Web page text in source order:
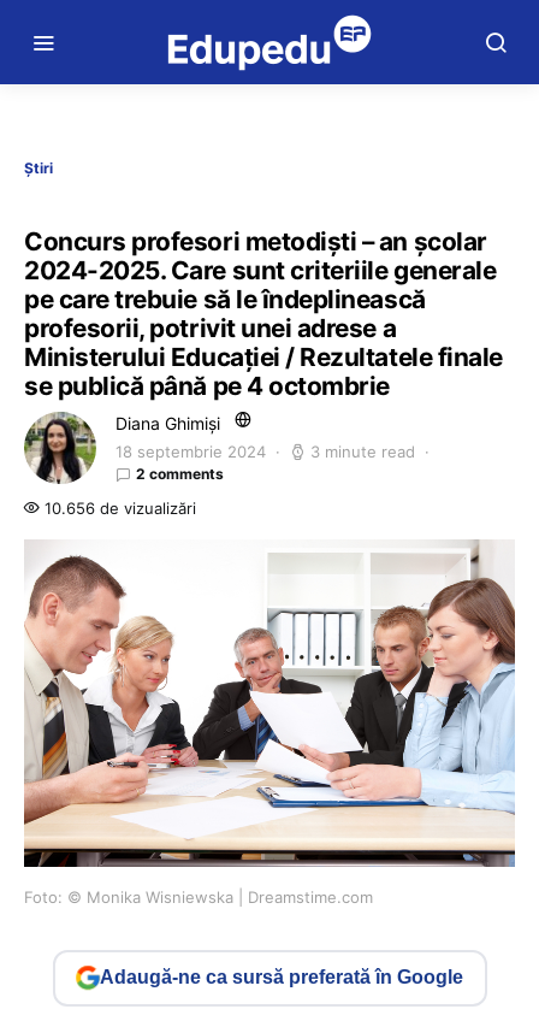
Știri
Concurs profesori metodiști – an școlar
2024-2025. Care sunt criteriile generale
pe care trebuie să le îndeplinească
profesorii, potrivit unei adrese a
Ministerului Educației / Rezultatele finale
se publică până pe 4 octombrie
Diana Ghimiși
18 septembrie 2024 3 minute read
2 comments
10.656 de vizualizări
Foto: © Monika Wisniewska | Dreamstime.com
Adaugă-ne ca sursă preferată în Google